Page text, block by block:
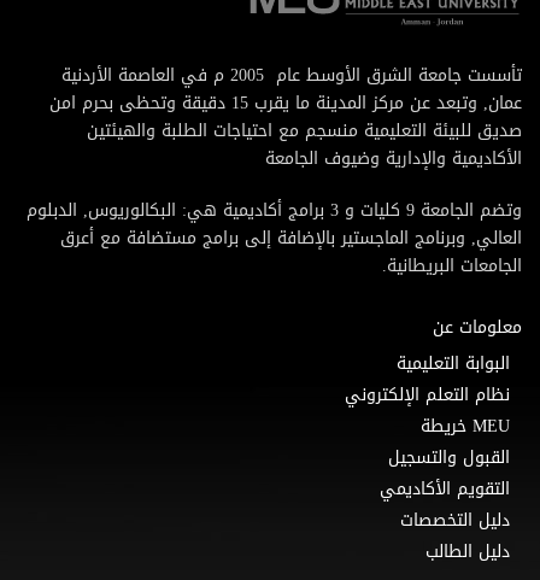
تأسست جامعة الشرق الأوسط عام 2005 م في العاصمة الأردنية
عمان, وتبعد عن مركز المدينة ما يقرب 15 دقيقة وتحظى بحرم امن
صديق للبيئة التعليمية منسجم مع احتياجات الطلبة والهيئتين
الأكاديمية والإدارية وضيوف الجامعة
وتضم الجامعة 9 كليات و 3 برامج أكاديمية هي: البكالوريوس, الدبلوم
العالي, وبرنامج الماجستير بالإضافة إلى برامج مستضافة مع أعرق
الجامعات البريطانية.
معلومات عن
البوابة التعليمية
نظام التعلم الإلكتروني
MEU خريطة
القبول والتسجيل
التقويم الأكاديمي
دليل التخصصات
دليل الطالب